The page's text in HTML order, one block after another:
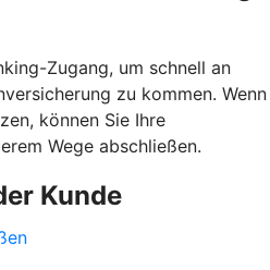
Zugang, um schnell an
zu kommen. Wenn
können Sie Ihre
Wege abschließen.
Kunde